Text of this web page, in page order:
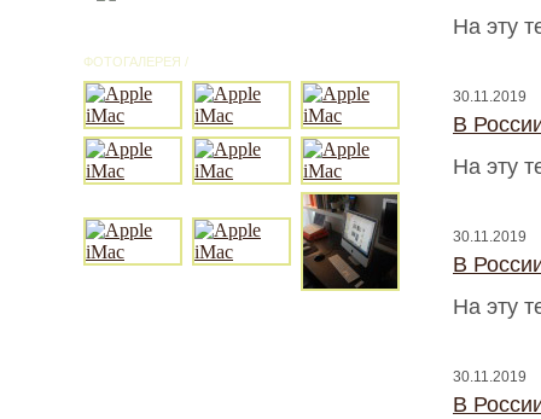
ФОТОГАЛЕРЕЯ /
На эту
30.11.2019
В
На эту
30.11.2019
В
На эту
30.11.2019
В